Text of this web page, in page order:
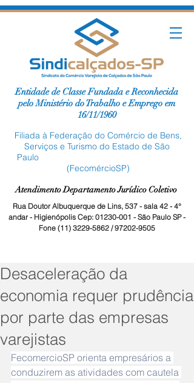
Entidade de Classe Fundada e Reconhecida
pelo Ministério do Trabalho e Emprego em
16/11/1960
Filiada à Federação do Comércio de Bens,
Serviços e Turismo do Estado de São
Paulo
(FecomércioSP)
Atendimento Departamento Jurídico Coletivo
Rua Doutor Albuquerque de Lins, 537 - sala 42 - 4°
andar - Higienópolis Cep: 01230-001 - São Paulo SP -
Fone (11) 3229-5862/97202-9505
Desaceleração da
economia requer prudência
por parte das empresas
varejistas
FecomercioSP orienta empresários a
conduzirem as atividades com cautela